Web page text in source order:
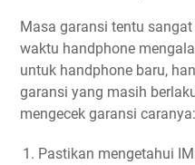
Masa garansi tentu
waktu handphone
untuk handphone baru,
garansi yang masih
mengecek garansi caranya:
Pastikan mengetahui